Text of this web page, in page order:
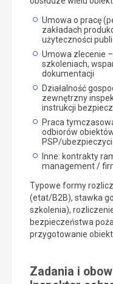
Umowa o pracę
zakładach
użyteczności
Umowa zlecenie
szkoleniach,
dokumentacji
Działalność
zewnętrzny
instrukcji
Praca
odbiorów
PSP/
Inne: kontrakty
management /
Typowe formy
(etat/B2B), stawka
szkolenia),
bezpieczeństwa
przygotowanie
Zadania i